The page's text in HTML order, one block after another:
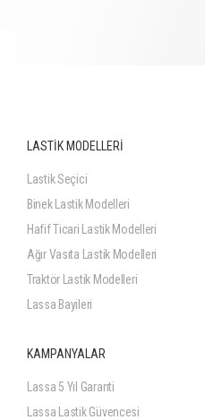
LASTİK MODELLERİ
Lastik Seçici
Binek Lastik Modelleri
Hafif Ticari Lastik Modelleri
Ağır Vasıta Lastik Modelleri
Traktör Lastik Modelleri
Lassa Bayileri
KAMPANYALAR
Lassa 5 Yıl Garanti
Lassa Lastik Güvencesi